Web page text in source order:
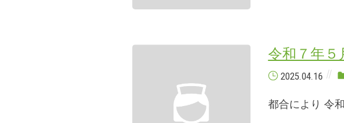
令和７年５
2025.04.16
都合により 令